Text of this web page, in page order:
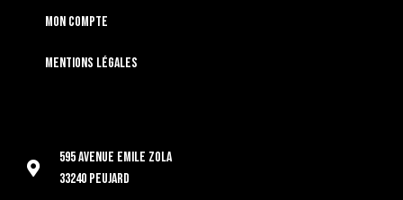
Mon compte
Mentions légales
595 Avenue Emile Zola
33240 Peujard